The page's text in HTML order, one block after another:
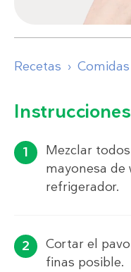
Recetas Comidas
Instrucciones
Mezclar
mayonesa de
refrigerador.
Cortar el
finas posible.